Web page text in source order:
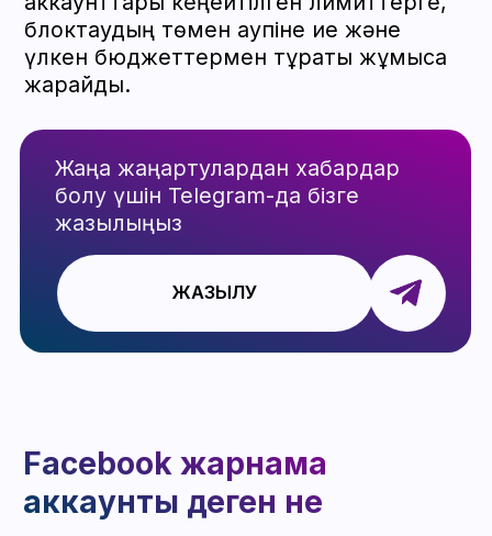
Facebook жарнама аккаунты — бұл
Meta экожүйесіндегі Facebook және
Instagram-да бағдарланған жарнама
бастауға мүмкіндік беретін құрал. Ол
арқылы жарнама науқандары жасалады,
таңдалады және жарнама тиімділігі
қадағаланады. Жарнама аккаунтысыз
платформада тауарлар немесе
қызметтерді жылжыту мүмкін емес.
кідіріссіз модерациядан өтуге және
блоктау қаупін минимумға түсіруге
мүмкіндік береді.
Facebook агенттік
аккаунты қалай жұмыс
істейді